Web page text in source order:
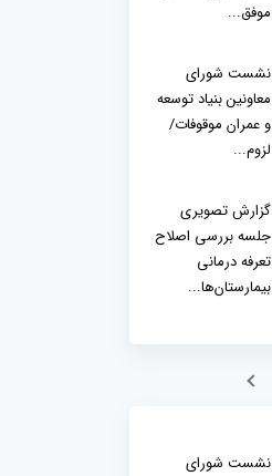
موفق...
نشست شورای
معاونین بنیاد توسعه
و عمران موقوفات/
لزوم...
گزارش تصویری
جلسه بررسی اصلاح
تعرفه درمانی
بیمارستان‌ها...
نشست شورای